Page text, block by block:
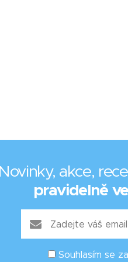
Novinky, akce,
pravidelně
Souhlasím se